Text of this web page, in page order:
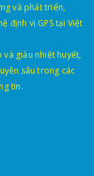
và phát triển,
định vị GPS tại Việt
và giàu nhiệt huyết,
sâu trong các
tin.